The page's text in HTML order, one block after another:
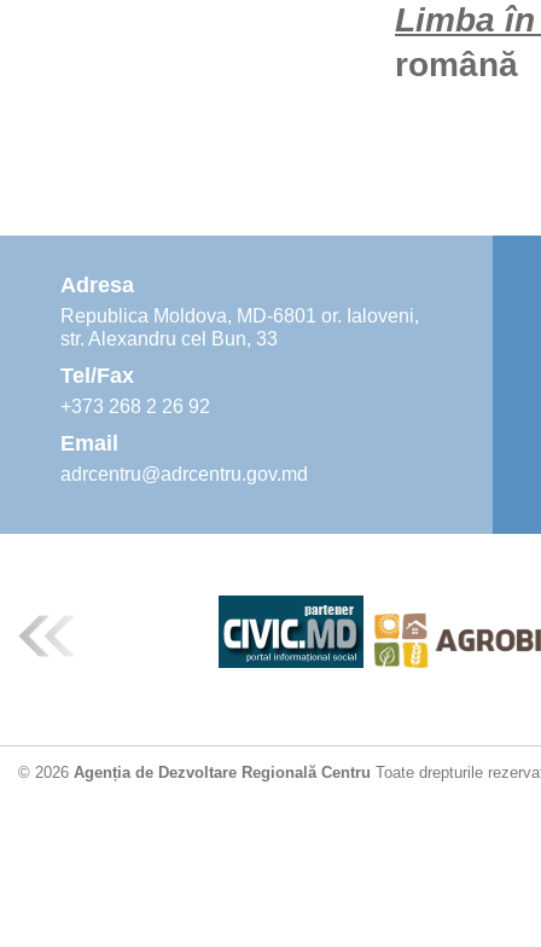
Limba
română
Adresa
Republica Moldova, MD-6801 or. Ialoveni,
str. Alexandru cel Bun, 33
Tel/Fax
+373 268 2 26 92
Email
adrcentru@adrcentru.gov.md
© 2026 Agenția de Dezvoltare Regională Centru Toate drepturile